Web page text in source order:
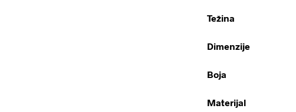
Težina
Dimenzije
Boja
Materijal